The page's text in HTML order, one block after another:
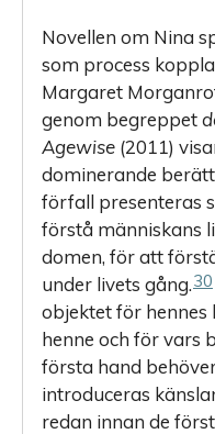
Novellen om Nina
som process
Margaret
genom begreppet
Agewise (2011)
dominerande
förfall presenteras
förstå människans
domen, för att
under livets gång.30
objektet för hennes
henne och för vars
första hand
introduceras
redan innan de